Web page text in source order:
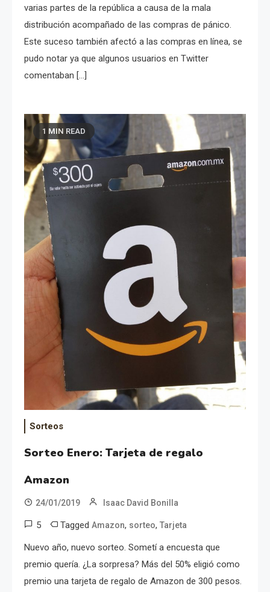
varias partes de la república a causa de la mala
distribución acompañado de las compras de pánico.
Este suceso también afectó a las compras en línea, se
pudo notar ya que algunos usuarios en Twitter
comentaban […]
1 MIN READ
Sorteos
Sorteo Enero: Tarjeta de regalo
Amazon
24/01/2019 Isaac David Bonilla
5 Tagged Amazon, sorteo, Tarjeta
Nuevo año, nuevo sorteo. Sometí a encuesta que
premio quería. ¿La sorpresa? Más del 50% eligió como
premio una tarjeta de regalo de Amazon de 300 pesos.